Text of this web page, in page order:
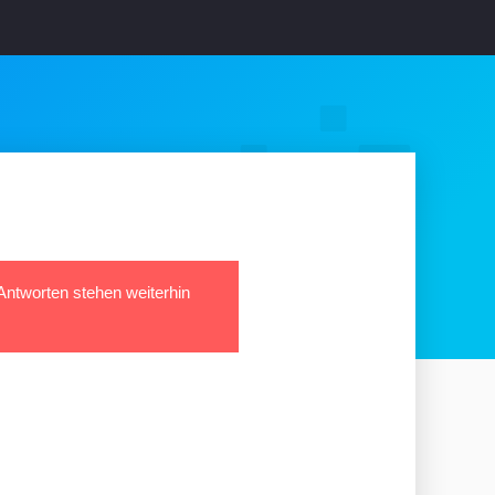
stehen weiterhin